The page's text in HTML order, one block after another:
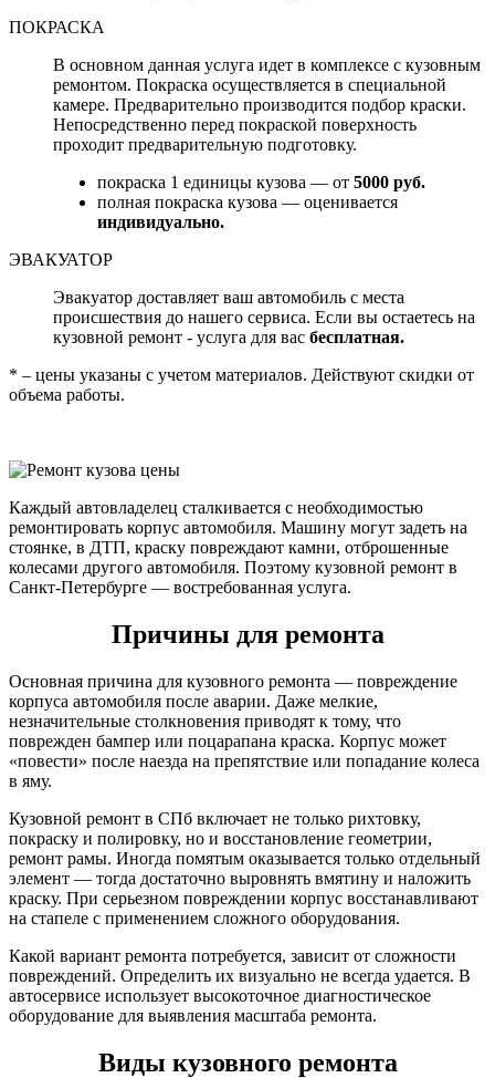
ПОКРАСКА
В основном данная услуга идет в комплексе с кузовным
ремонтом. Покраска осуществляется в специальной
камере. Предварительно производится подбор краски.
Непосредственно перед покраской поверхность
проходит предварительную подготовку.
покраска 1 единицы кузова — от 5000 руб.
полная покраска кузова — оценивается
индивидуально.
ЭВАКУАТОР
Эвакуатор доставляет ваш автомобиль с места
происшествия до нашего сервиса. Если вы остаетесь на
кузовной ремонт - услуга для вас бесплатная.
* – цены указаны с учетом материалов. Действуют скидки от
объема работы.
Каждый автовладелец сталкивается с необходимостью
ремонтировать корпус автомобиля. Машину могут задеть на
стоянке, в ДТП, краску повреждают камни, отброшенные
колесами другого автомобиля. Поэтому кузовной ремонт в
Санкт-Петербурге — востребованная услуга.
Причины для ремонта
Основная причина для кузовного ремонта — повреждение
корпуса автомобиля после аварии. Даже мелкие,
незначительные столкновения приводят к тому, что
поврежден бампер или поцарапана краска. Корпус может
«повести» после наезда на препятствие или попадание колеса
в яму.
Кузовной ремонт в СПб включает не только рихтовку,
покраску и полировку, но и восстановление геометрии,
ремонт рамы. Иногда помятым оказывается только отдельный
элемент — тогда достаточно выровнять вмятину и наложить
краску. При серьезном повреждении корпус восстанавливают
на стапеле с применением сложного оборудования.
Какой вариант ремонта потребуется, зависит от сложности
повреждений. Определить их визуально не всегда удается. В
автосервисе использует высокоточное диагностическое
оборудование для выявления масштаба ремонта.
Виды кузовного ремонта